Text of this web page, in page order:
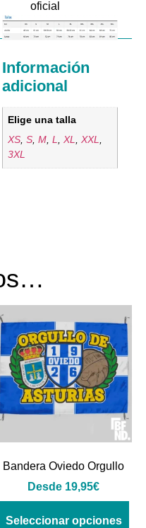
oficial
Información
adicional
Elige una talla
XS,S,M,L,XL,XXL,
3XL
Bandera Oviedo Orgullo
Desde 19,95€
Seleccionar opciones